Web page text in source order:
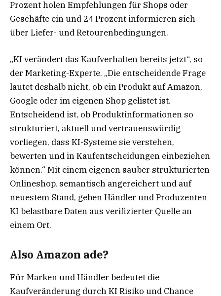
Prozent holen Empfehlungen für Shops oder
Geschäfte ein und 24 Prozent informieren sich
über Liefer- und Retourenbedingungen.
„KI verändert das Kaufverhalten bereits jetzt“, so
der Marketing-Experte. „Die entscheidende Frage
lautet deshalb nicht, ob ein Produkt auf Amazon,
Google oder im eigenen Shop gelistet ist.
Entscheidend ist, ob Produktinformationen so
strukturiert, aktuell und vertrauenswürdig
vorliegen, dass KI-Systeme sie verstehen,
bewerten und in Kaufentscheidungen einbeziehen
können.“ Mit einem eigenen sauber strukturierten
Onlineshop, semantisch angereichert und auf
neuestem Stand, geben Händler und Produzenten
KI belastbare Daten aus verifizierter Quelle an
einem Ort.
Also Amazon ade?
Für Marken und Händler bedeutet die
Kaufveränderung durch KI Risiko und Chance